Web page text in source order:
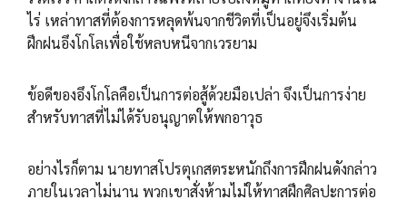
ไร่ เหล่าทาสที่ต้องการหลุดพ้นจากชีวิตที่เป็นอยู่จึงเริ่มต้น
ฝึกฝนอึงโกโลเพื่อใช้หลบหนีจากเวรยาม
ข้อดีของอึงโกโลคือเป็นการต่อสู้ด้วยมือเปล่า จึงเป็นการง่าย
สำหรับทาสที่ไม่ได้รับอนุญาตให้พกอาวุธ
อย่างไรก็ตาม นายทาสโปรตุเกสตระหนักถึงการฝึกฝนดังกล่าว
ภายในเวลาไม่นาน พวกเขาสั่งห้ามไม่ให้ทาสฝึกศิลปะการต่อ